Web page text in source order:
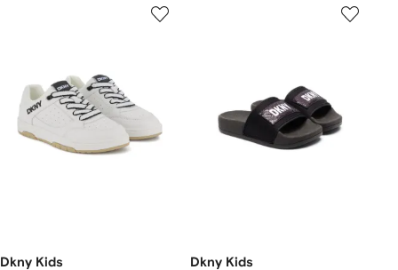
Dkny Kids Dkny Kids